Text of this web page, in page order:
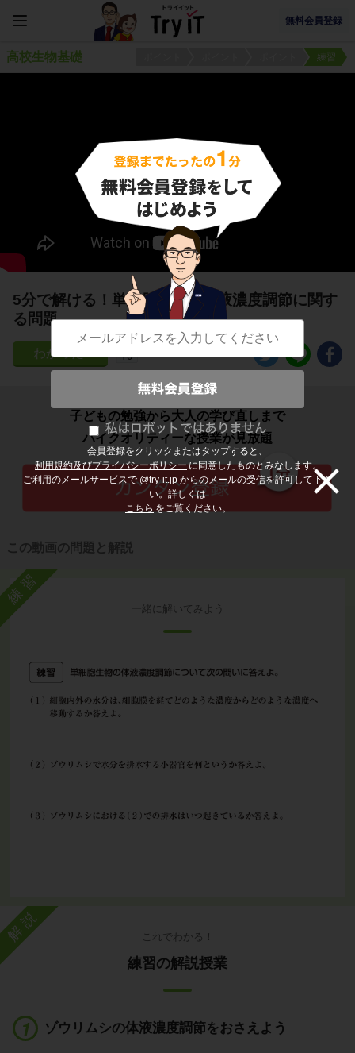
無料会員登録
会員登録をクリックまたはタップすると、
利用規約及びプライバシーポリシーに同意したものとみなします。
ご利用のメールサービスで @try-it.jp からのメールの受信を許可して下さ
い。詳しくは
こちら をご覧ください。
高校生物基礎 練習
5分で解ける！単細胞異物の体液濃度調節に関す
る問題
19
子どもの勉強から大人の学び直しまで
ハイクオリティーな授業が見放題
この動画の問題と解説
練習
一緒に解いてみよう
解説 これでわかる！
練習の解説授業
ゾウリムシの体液濃度調節をおさえよう